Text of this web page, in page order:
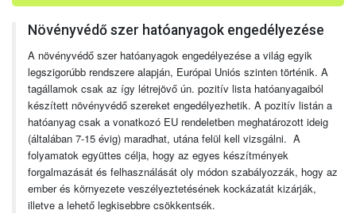
Növényvédő szer hatóanyagok engedélyezése
A növényvédő szer hatóanyagok engedélyezése a világ egyik
legszigorúbb rendszere alapján, Európai Uniós szinten történik. A
tagállamok csak az így létrejövő ún. pozitív lista hatóanyagaiból
készített növényvédő szereket engedélyezhetik. A pozitív listán a
hatóanyag csak a vonatkozó EU rendeletben meghatározott ideig
(általában 7-15 évig) maradhat, utána felül kell vizsgálni. A
folyamatok együttes célja, hogy az egyes készítmények
forgalmazását és felhasználását oly módon szabályozzák, hogy az
ember és környezete veszélyeztetésének kockázatát kizárják,
illetve a lehető legkisebbre csökkentsék.